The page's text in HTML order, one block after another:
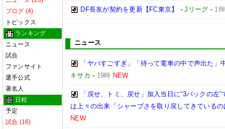
ブログ (4)
トピックス
ランキング
ニュース
試合
ファンサイト
選手公式
著名人
日程
予定
試合 (16)
DF長友が契約を更新【FC東京】 -Jリーグ - 18
ニュース
「ヤバすごすぎ」「待って電車の中で声出た
キサカ - 19時 NEW
「戻せ、トミ、戻せ」加入当日に“3バックの
は上々の出来「シャープさを取り戻してきている
NEW